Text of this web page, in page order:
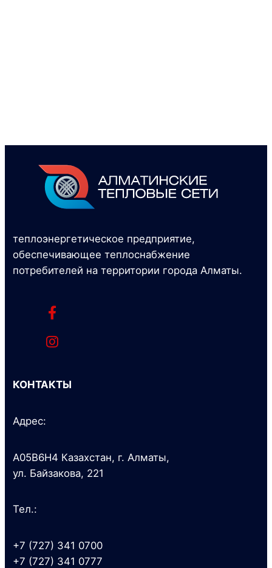
теплоэнергетическое предприятие,
обеспечивающее теплоснабжение
потребителей на территории города Алматы.
КОНТАКТЫ
Адрес:
A05B6H4 Казахстан, г. Алматы,
ул. Байзакова, 221
Тел.:
+7 (727) 341 0700
+7 (727) 341 0777